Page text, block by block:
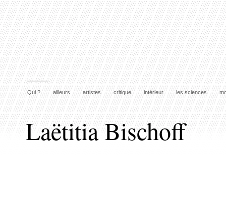
Qui ? ailleurs artistes critique intérieur les sciences
Laëtitia Bischoff